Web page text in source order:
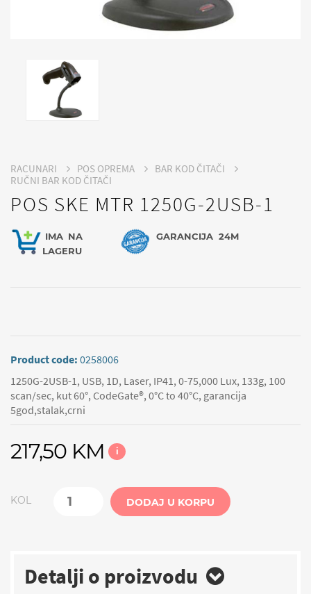
RACUNARI POS OPREMA
BAR KOD ČITAČI
RUČNI BAR KOD ČITAČI
POS SKE MTR 1250G-2USB-1
IMA NA
LAGERU
GARANCIJA 24M
Product code: 0258006
1250G-2USB-1, USB, 1D, Laser, IP41, 0-75,000 Lux, 133g, 100
scan/sec, kut 60°, CodeGate®, 0°C to 40°C, garancija
5god,stalak,crni
217,50 KM i
KOL DODAJ U KORPU
Detalji o proizvodu